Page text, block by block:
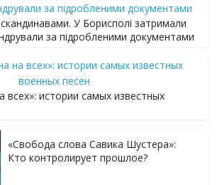
У Борисполі затримали
за підробленими документами
всех»: истории самых известных
«Свобода слова Савика Шустера»:
Кто контролирует прошлое?